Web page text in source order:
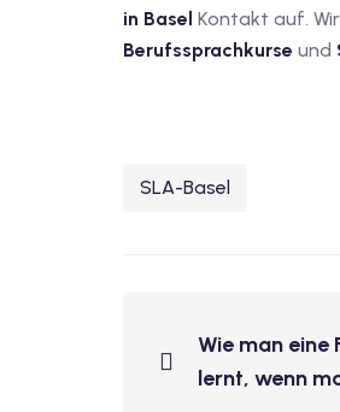
in Basel Kontakt auf.
Berufssprachkurse und
SLA-Basel
Wie man eine
lernt, wenn